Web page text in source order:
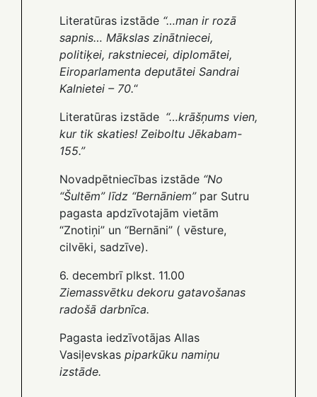
Literatūras izstāde “…man ir rozā
sapnis… Mākslas zinātniecei,
politiķei, rakstniecei, diplomātei,
Eiroparlamenta deputātei Sandrai
Kalnietei – 70.“
Literatūras izstāde “…krāšņums vien,
kur tik skaties! Zeiboltu Jēkabam-
155.”
Novadpētniecības izstāde “No
“Šultēm” līdz “Bernāniem” par Sutru
pagasta apdzīvotajām vietām
“Znotiņi” un “Bernāni” ( vēsture,
cilvēki, sadzīve).
6. decembrī plkst. 11.00
Ziemassvētku dekoru gatavošanas
radošā darbnīca.
Pagasta iedzīvotājas Allas
Vasiļevskas piparkūku namiņu
izstāde.